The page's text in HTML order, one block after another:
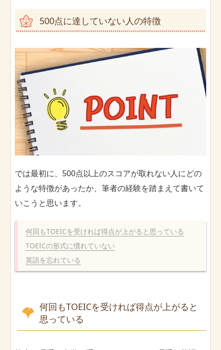
500点に達していない人の特徴
では最初に、500点以上のスコアが取れない人にどの
ような特徴があったか、筆者の経験を踏まえて書いて
いこうと思います。
何回もTOEICを受ければ得点が上がると思っている
TOEICの形式に慣れていない
英語を忘れている
何回もTOEICを受ければ得点が上がると
思っている